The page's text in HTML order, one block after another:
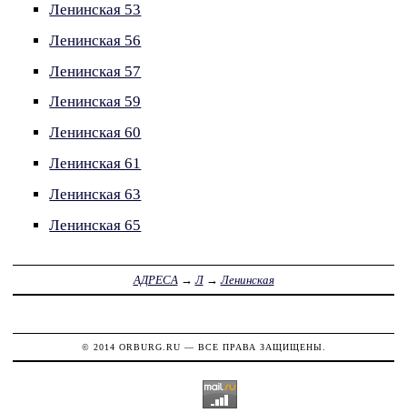
Ленинская 53
Ленинская 56
Ленинская 57
Ленинская 59
Ленинская 60
Ленинская 61
Ленинская 63
Ленинская 65
АДРЕСА→Л→Ленинская
© 2014 ORBURG.RU — ВСЕ ПРАВА ЗАЩИЩЕНЫ.